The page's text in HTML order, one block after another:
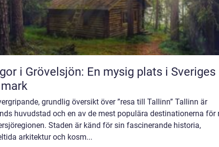
i Grövelsjön: En mysig plats i Sveriges
grundlig översikt över ”resa till Tallinn” Tallinn är
huvudstad och en av de mest populära destinationerna för
Staden är känd för sin fascinerande historia,
arkitektur och kosm...